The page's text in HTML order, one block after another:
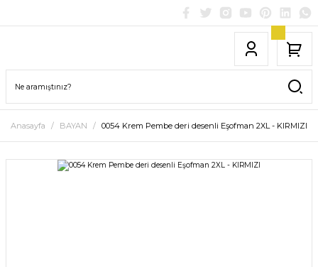
Anasayfa BAYAN 0054 Krem Pembe deri desenli Eşofman 2XL - KIRMIZI